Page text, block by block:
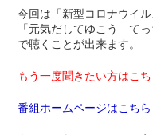
今回は「新型コロナウイル
「元気だしてゆこう て
で聴くことが出来ます。
もう一度聞きたい方はこち
番組ホームページはこちら